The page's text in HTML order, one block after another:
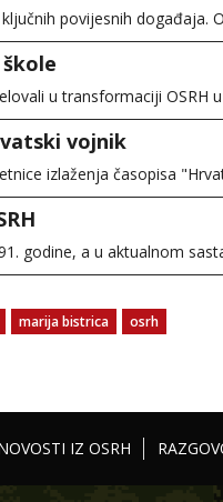
povijesnih
u transformaciji
vojnik
izlaženja časopisa
godine, a u aktualnom
marija bistrica osrh
IZ OSRH